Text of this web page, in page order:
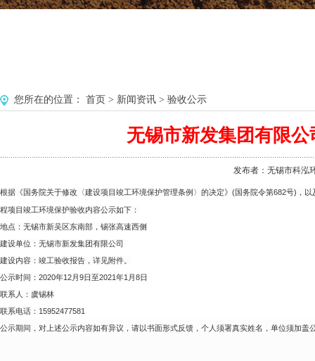
您所在的位置： 首页 > 新闻资讯 > 验收公示
无锡市新发集团有限
发布者：无锡市科泓
根据《国务院关于修改〈建设项目竣工环境保护管理条例〉的决定》(国务院令第682号)，
程项目竣工环境保护验收内容公示如下：
地点：无锡市新吴区东南部，锡张高速西侧
建设单位：无锡市新发集团有限公司
建设内容：竣工验收报告，详见附件。
公示时间：2020年12月9日至2021年1月8日
联系人：虞锡林
联系电话：15952477581
公示期间，对上述公示内容如有异议，请以书面形式反馈，个人须署真实姓名，单位须加盖